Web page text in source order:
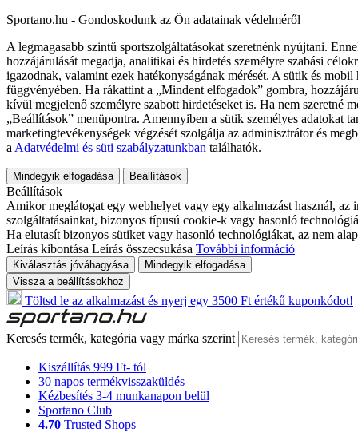
Sportano.hu - Gondoskodunk az Ön adatainak védelméről
A legmagasabb szintű sportszolgáltatásokat szeretnénk nyújtani.
hozzájárulását megadja, analitikai és hirdetés személyre szabási
igazodnak, valamint ezek hatékonyságának mérését. A sütik és
függvényében. Ha rákattint a „Mindent elfogadok” gombra,
kívül megjelenő személyre szabott hirdetéseket is. Ha nem szeretné
„Beállítások” menüpontra. Amennyiben a sütik személyes adatokat
marketingtevékenységek végzését szolgálja az adminisztrátor és
a Adatvédelmi és süti szabályzatunkban találhatók.
Mindegyik elfogadása Beállítások
Beállítások
Amikor meglátogat egy webhelyet vagy egy alkalmazást használ,
szolgáltatásainkat, bizonyos típusú cookie-k vagy hasonló
Ha elutasít bizonyos sütiket vagy hasonló technológiákat, az nem
Leírás kibontása Leírás összecsukása További információ
Kiválasztás jóváhagyása
Mindegyik elfogadása
Vissza a beállításokhoz
Töltsd le az alkalmazást és nyerj egy 3500 Ft értékű kuponkódot!
Keresés termék, kategória vagy márka szerint
Kiszállítás 999 Ft- tól
30 napos termékvisszaküldés
Kézbesítés 3-4 munkanapon belül
Sportano Club
4.70 Trusted Shops